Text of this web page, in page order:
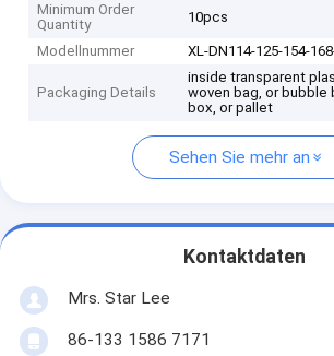
Minimum Order
Quantity
10pcs
Modellnummer XL-DN114-125-154-
Packaging Details
inside transparent
woven bag, or bubble
box, or pallet
Sehen Sie mehr an
Kontaktdaten
Mrs. Star Lee
86-133 1586 7171